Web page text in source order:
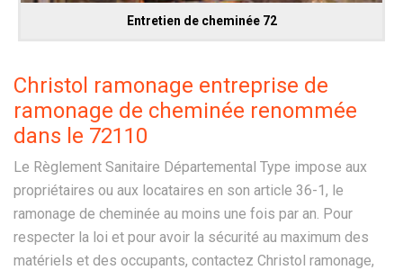
Entretien de cheminée 72
Christol ramonage entreprise de
ramonage de cheminée renommée
dans le 72110
Le Règlement Sanitaire Départemental Type impose aux
propriétaires ou aux locataires en son article 36-1, le
ramonage de cheminée au moins une fois par an. Pour
respecter la loi et pour avoir la sécurité au maximum des
matériels et des occupants, contactez Christol ramonage,